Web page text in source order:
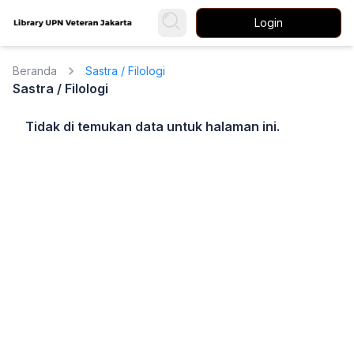
Login
Beranda Sastra / Filologi
Sastra / Filologi
Tidak di temukan data untuk halaman ini.